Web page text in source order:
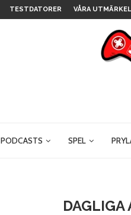
TESTDATORER VÅRA
PODCASTS SPEL
DAGLIGA